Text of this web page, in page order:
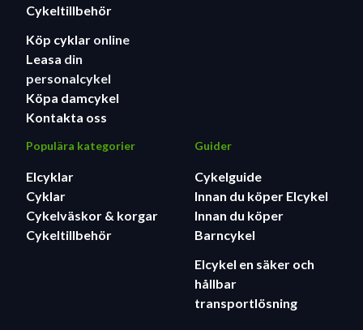
Cykeltillbehör
Köp cyklar online
Leasa din
personalcykel
Köpa damcykel
Kontakta oss
Populära kategorier
Elcyklar
Cyklar
Cykelväskor & korgar
Cykeltillbehör
Guider
Cykelguide
Innan du köper Elcykel
Innan du köper
Barncykel
Elcykel en säker och
hållbar
transportlösning